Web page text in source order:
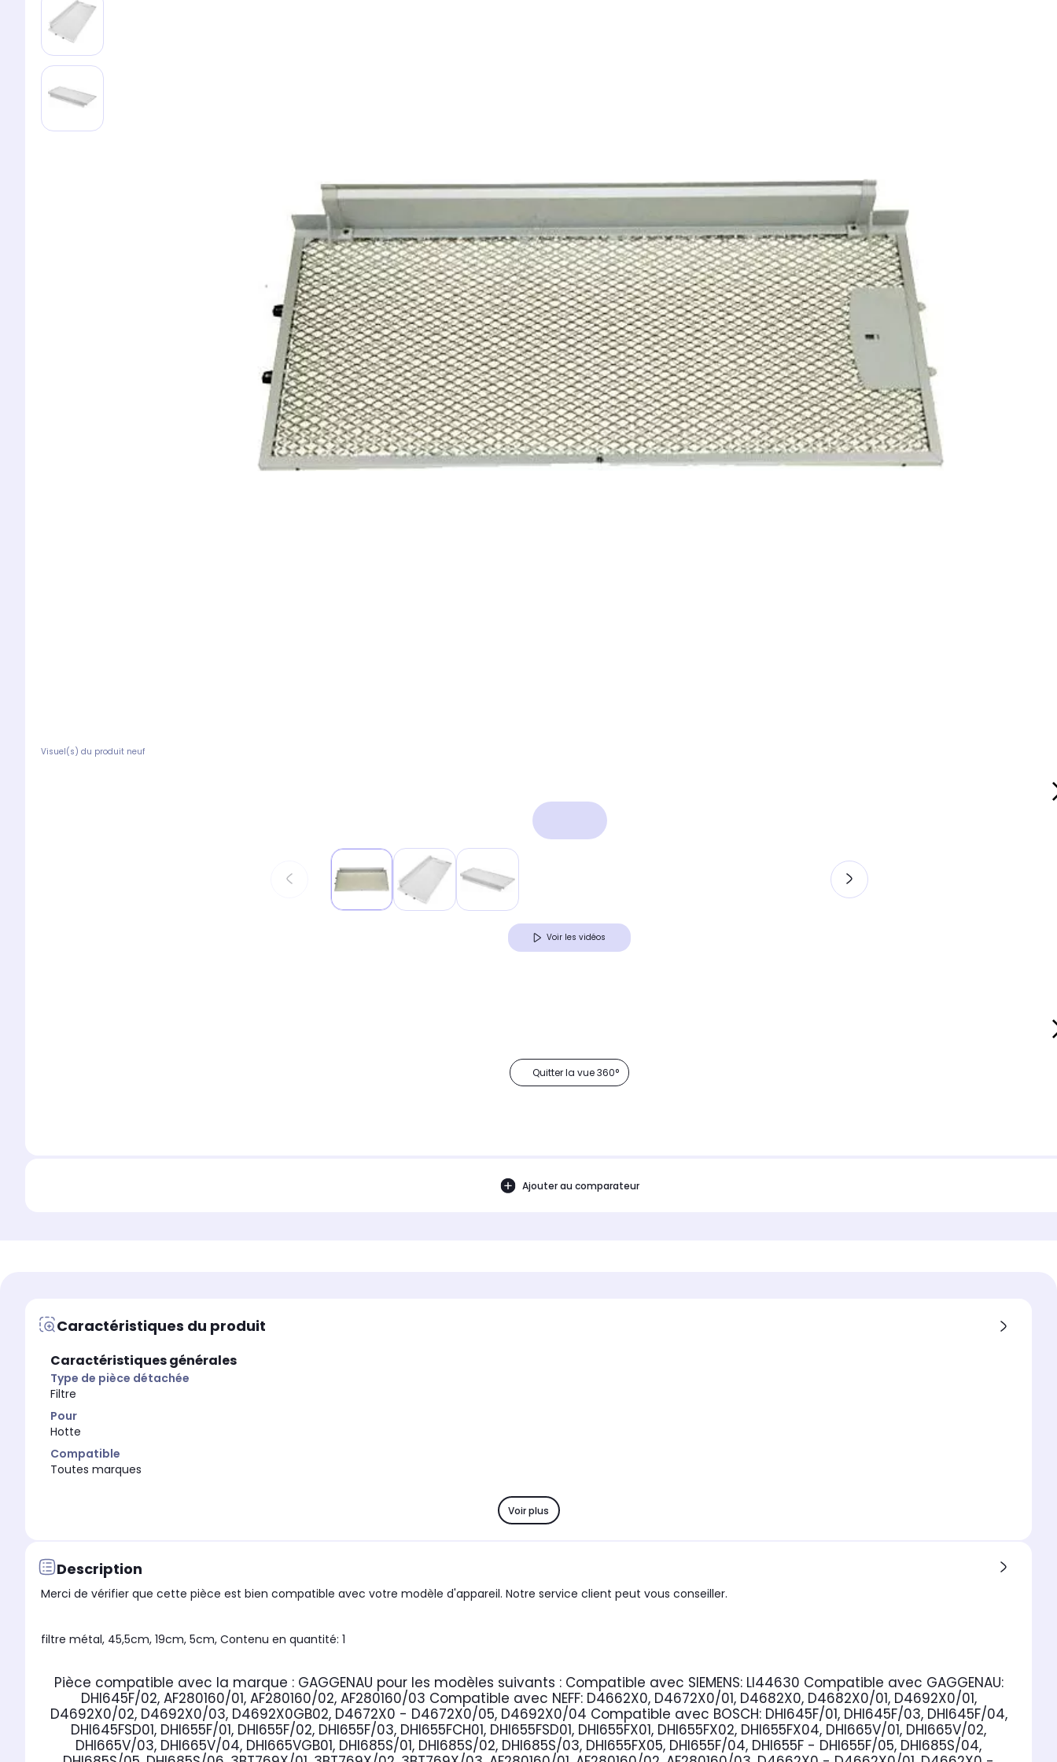
Visuel(s) du produit neuf
Voir les vidéos
Quitter la vue 360°
Ajouter au comparateur
Caractéristiques du produit
Caractéristiques générales
Type de pièce détachée
Filtre
Pour
Hotte
Compatible
Toutes marques
Voir plus
Description
Merci de vérifier que cette pièce est bien compatible avec votre modèle d'appareil. Notre service client peut vous conseiller.
filtre métal, 45,5cm, 19cm, 5cm, Contenu en quantité: 1
Pièce compatible avec la marque : GAGGENAU pour les modèles suivants : Compatible avec SIEMENS: LI44630 Compatible avec GAGGENAU:
DHI645F/02, AF280160/01, AF280160/02, AF280160/03 Compatible avec NEFF: D4662X0, D4672X0/01, D4682X0, D4682X0/01, D4692X0/01,
D4692X0/02, D4692X0/03, D4692X0GB02, D4672X0 - D4672X0/05, D4692X0/04 Compatible avec BOSCH: DHI645F/01, DHI645F/03, DHI645F/04,
DHI645FSD01, DHI655F/01, DHI655F/02, DHI655F/03, DHI655FCH01, DHI655FSD01, DHI655FX01, DHI655FX02, DHI655FX04, DHI665V/01, DHI665V/02,
DHI665V/03, DHI665V/04, DHI665VGB01, DHI685S/01, DHI685S/02, DHI685S/03, DHI655FX05, DHI655F/04, DHI655F - DHI655F/05, DHI685S/04,